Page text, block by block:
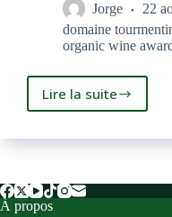
Jorge
22
domaine
organic wine
Lire la suite
Domaine
dans
À propos